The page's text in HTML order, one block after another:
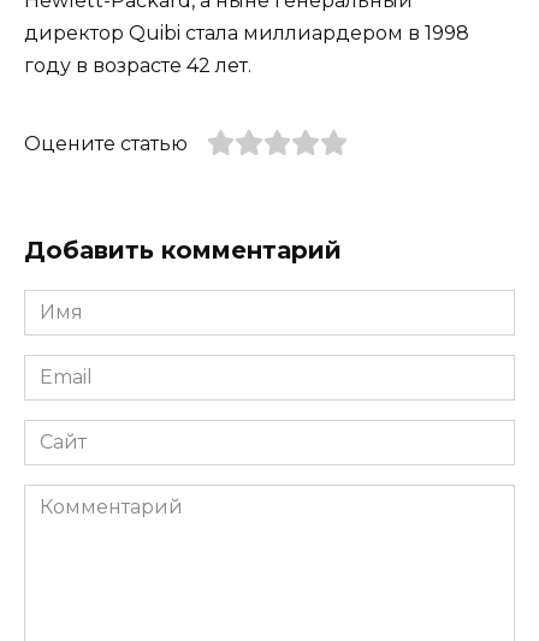
директор Quibi стала миллиардером в 1998
году в возрасте 42 лет.
Оцените статью
Добавить комментарий
Имя
*
Email
*
Сайт
Комментарий